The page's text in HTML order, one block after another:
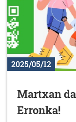
2025/05/12
Martxan
Erronka!